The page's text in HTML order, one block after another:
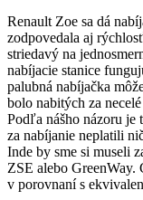
Renault Zoe sa dá
zodpovedala aj
striedavý na
nabíjacie stanice
palubná nabíjačka
bolo nabitých za
Podľa nášho názoru je
za nabíjanie neplatili
Inde by sme si museli
ZSE alebo GreenWay.
v porovnaní s